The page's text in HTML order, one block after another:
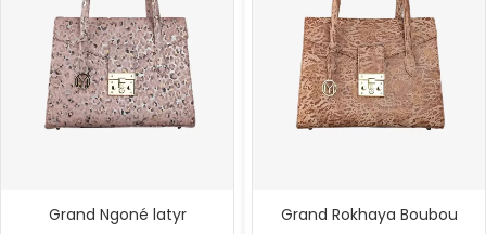
Grand Ngoné latyr
Grand Rokhaya Boubou